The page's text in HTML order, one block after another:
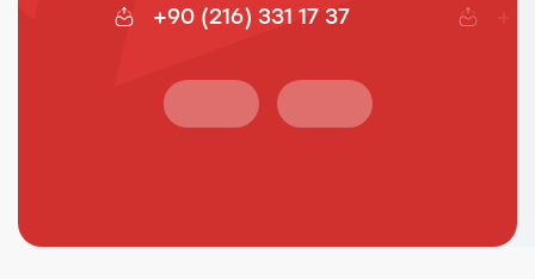
+90 (216) 331 17 37